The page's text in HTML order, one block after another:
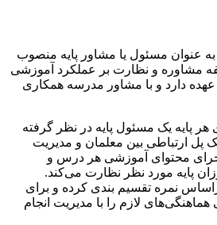
مسئول یا مشاور پایه منصوب
مشاوره و نظارت بر عملکرد آموزشی
دارد و با مشاور مدرسه همکاری
پایه یک مسئول پایه در نظر گرفته
ارتباطی بین معلمان و مدیریت
محتوای آموزشی هر درس و
پایه مورد نظر نظارت می‌کند.
نمره تقسیم بندی کرده و برای
لازم را با مدیریت انجام